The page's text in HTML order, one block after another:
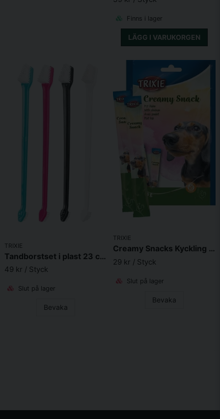
Finns i lager
LÄGG I VARUKORGEN
TRIXIE
Tandborstset i plast 23 cm 4-pack
49 kr / Styck
Slut på lager
Bevaka
TRIXIE
Creamy Snacks Kyckling till Hund 5x14 g
29 kr / Styck
Slut på lager
Bevaka